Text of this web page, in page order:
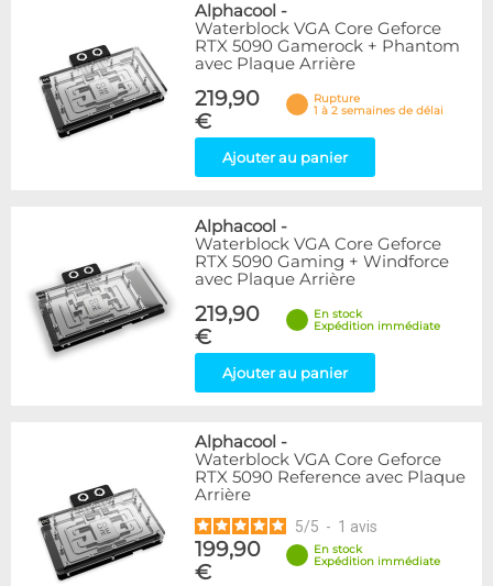
Alphacool -
Waterblock VGA Core Geforce
RTX 5090 Gamerock + Phantom
avec Plaque Arrière
219,90
€
Rupture
1 à 2 semaines de délai
Ajouter au panier
Alphacool -
Waterblock VGA Core Geforce
RTX 5090 Gaming + Windforce
avec Plaque Arrière
219,90
€
En stock
Expédition immédiate
Ajouter au panier
Alphacool -
Waterblock VGA Core Geforce
RTX 5090 Reference avec Plaque
Arrière
5/5 - 1 avis
199,90
€
En stock
Expédition immédiate